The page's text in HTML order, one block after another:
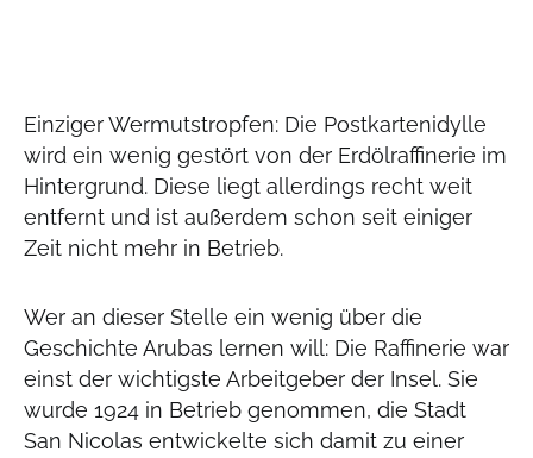
Einziger Wermutstropfen: Die Postkartenidylle
wird ein wenig gestört von der Erdölraffinerie im
Hintergrund. Diese liegt allerdings recht weit
entfernt und ist außerdem schon seit einiger
Zeit nicht mehr in Betrieb.
Wer an dieser Stelle ein wenig über die
Geschichte Arubas lernen will: Die Raffinerie war
einst der wichtigste Arbeitgeber der Insel. Sie
wurde 1924 in Betrieb genommen, die Stadt
San Nicolas entwickelte sich damit zu einer